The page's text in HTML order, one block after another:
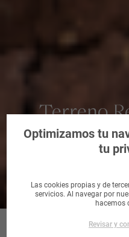
Terreno
Optimizamos tu
tu
Las cookies propias y de
servicios. Al navegar por
hacemos
Revisar y